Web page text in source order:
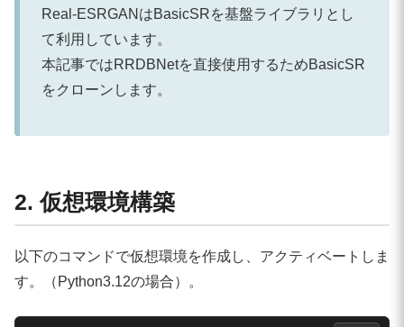
Real-ESRGANはBasicSRを基盤ライブラリとし
て利用しています。
本記事ではRRDBNetを直接使用するためBasicSR
をクローンします。
2. 仮想環境構築
以下のコマンドで仮想環境を作成し、アクティベートしま
す。（Python3.12の場合）。